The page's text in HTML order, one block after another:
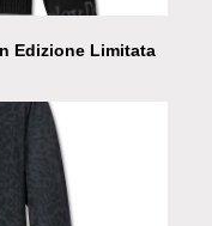
Edizione Limitata